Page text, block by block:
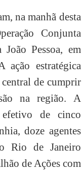
na manhã desta
Conjunta
Pessoa, em
ação estratégica
de cumprir
na região. A
de cinco
doze agentes
Rio de Janeiro
de Ações com